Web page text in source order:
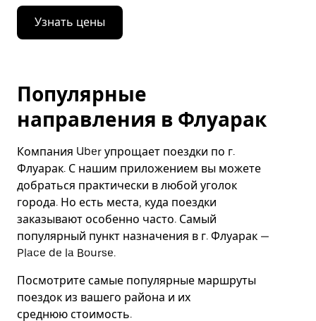
Нажмите
стрелку
вниз,
календарю
и
выбрать
дату.
закрыть
календарь,
нажмите
Esc.
Узнать цены
Популярные
направления в Флуарак
Компания Uber упрощает поездки по г.
Флуарак. С нашим приложением вы можете
добраться практически в любой уголок
города. Но есть места, куда поездки
заказывают особенно часто. Самый
популярный пункт назначения в г. Флуарак —
Place de la Bourse.
Посмотрите самые популярные маршруты
поездок из вашего района и их
среднюю стоимость.